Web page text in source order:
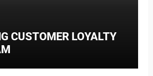
CUSTOMER LOYALTY